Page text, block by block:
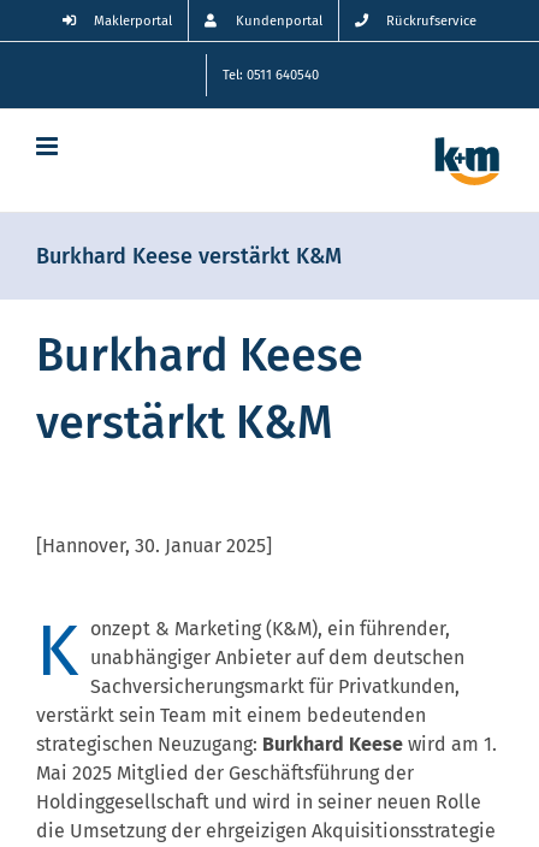
Inhalt
Maklerportal Kundenportal Rückrufservice
Tel: 0511 640540
Burkhard Keese verstärkt K&M
Burkhard Keese
verstärkt K&M
[Hannover, 30. Januar 2025]
K onzept & Marketing (K&M), ein führender,
unabhängiger Anbieter auf dem deutschen
Sachversicherungsmarkt für Privatkunden,
verstärkt sein Team mit einem bedeutenden
strategischen Neuzugang: Burkhard Keese wird am 1.
Mai 2025 Mitglied der Geschäftsführung der
Holdinggesellschaft und wird in seiner neuen Rolle
die Umsetzung der ehrgeizigen Akquisitionsstrategie